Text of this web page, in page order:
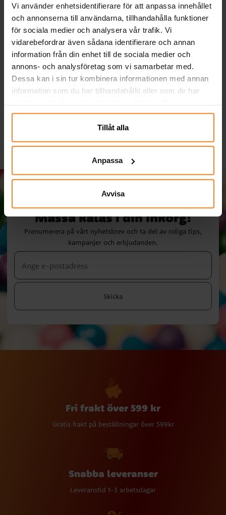
Vi använder enhetsidentifierare för att anpassa innehållet
och annonserna till användarna, tillhandahålla funktioner
för sociala medier och analysera vår trafik. Vi
vidarebefordrar även sådana identifierare och annan
information från din enhet till de sociala medier och
annons- och analysföretag som vi samarbetar med.
Dessa kan i sin tur kombinera informationen med annan
information som du har tillhandahållit eller som de har
närsomhelst ändra ditt samtycke.
Tillåt alla
Anpassa
Avvisa
Serpentiner - Ljusblå
Pris :19,00 kr
19,00 kr
KÖP
Ballonger - Ljusblå 10-
pack
Pris:29,00 kr
29,00 kr
KÖP
Massa kalas i din inkorg!
Prenumerera på vårt nyhetsbrev och ta del av roliga tips,
kampanjer och erbjudanden.
Skicka
Fri frakt över 599 kr
Gratis frakt på beställningar över 599kr
Snabba leveranser
Leveranstid 1-3 arbetsdagar